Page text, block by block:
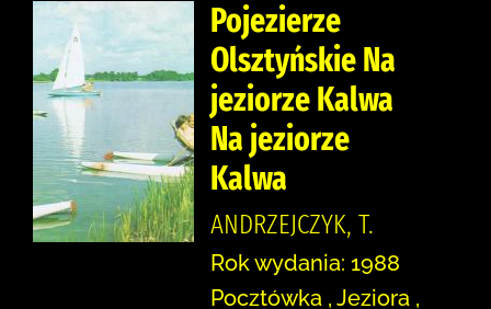
Pojezierze
Olsztyńskie Na
jeziorze Kalwa
Na jeziorze
Kalwa
ANDRZEJCZYK, T.
Rok wydania: 1988
Pocztówka , Jeziora ,